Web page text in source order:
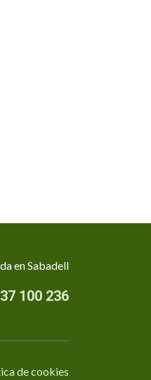
en Sabadell
100 236
de cookies